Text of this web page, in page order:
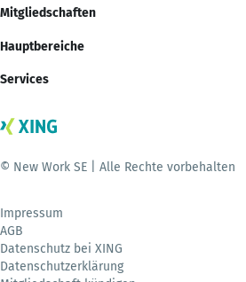
Mitgliedschaften
Hauptbereiche
Services
© New Work SE | Alle Rechte vorbehalten
Impressum
AGB
Datenschutz bei XING
Datenschutzerklärung